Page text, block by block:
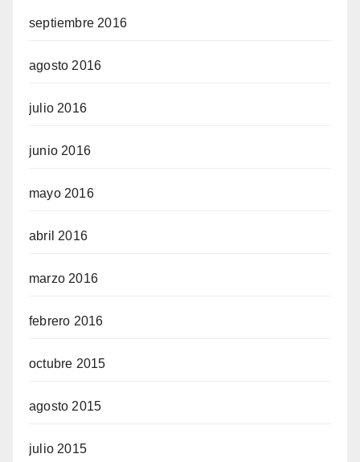
septiembre 2016
agosto 2016
julio 2016
junio 2016
mayo 2016
abril 2016
marzo 2016
febrero 2016
octubre 2015
agosto 2015
julio 2015